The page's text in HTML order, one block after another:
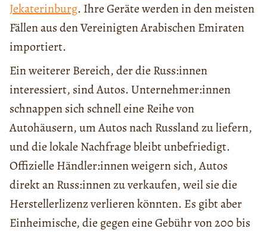
Jekaterinburg. Ihre Geräte werden in den meisten
Fällen aus den Vereinigten Arabischen Emiraten
importiert.
Ein weiterer Bereich, der die Russ:innen
interessiert, sind Autos. Unternehmer:innen
schnappen sich schnell eine Reihe von
Autohäusern, um Autos nach Russland zu liefern,
und die lokale Nachfrage bleibt unbefriedigt.
Offizielle Händler:innen weigern sich, Autos
direkt an Russ:innen zu verkaufen, weil sie die
Herstellerlizenz verlieren könnten. Es gibt aber
Einheimische, die gegen eine Gebühr von 200 bis